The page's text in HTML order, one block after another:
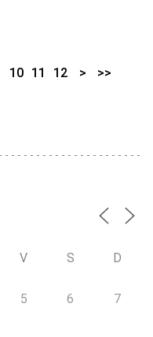
10 11 12 > >>
V S D
5 6 7